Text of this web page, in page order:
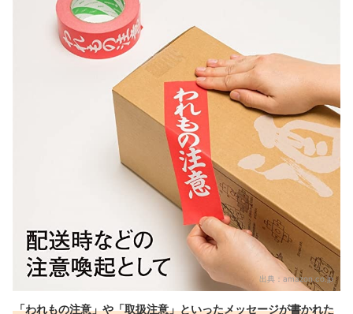
出典： amazon.co.jp
「われもの注意」や「取扱注意」といったメッセージが書かれた